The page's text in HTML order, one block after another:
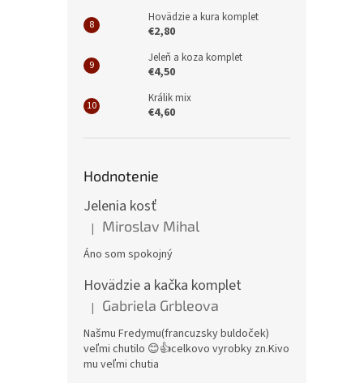
Hovädzie a kura komplet
€2,80
Jeleň a koza komplet
€4,50
Králik mix
€4,60
Hodnotenie
Jelenia kosť
Hodnotenie produktu je 5 z 5 hviezdičiek.
| Miroslav Mihal
Áno som spokojný
Hovädzie a kačka komplet
Hodnotenie produktu je 5 z 5 hviezdičiek.
| Gabriela Grbleova
Našmu Fredymu(francuzsky buldoček)
veľmi chutilo 😊👍celkovo vyrobky zn.Kivo
mu veľmi chutia